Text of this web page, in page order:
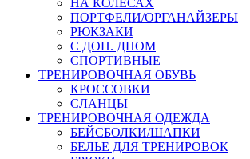
ПОРТФЕЛИ/ОРГАНАЙЗЕРЫ
РЮКЗАКИ
С ДОП. ДНОМ
СПОРТИВНЫЕ
ТРЕНИРОВОЧНАЯ ОБУВЬ
КРОССОВКИ
СЛАНЦЫ
ТРЕНИРОВОЧНАЯ ОДЕЖДА
БЕЙСБОЛКИ/ШАПКИ
БЕЛЬЕ ДЛЯ ТРЕНИРОВОК